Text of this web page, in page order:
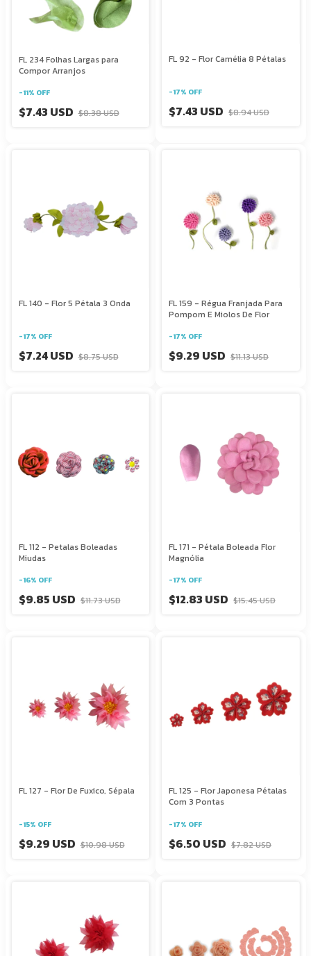
FL 234 Folhas Largas para
Compor Arranjos
-11% OFF
$7.43 USD $8.38 USD
FL 92 - Flor Camélia 8 Pétalas
-17% OFF
$7.43 USD $8.94 USD
FL 140 - Flor 5 Pétala 3 Onda
-17% OFF
$7.24 USD $8.75 USD
FL 159 - Régua Franjada Para
Pompom E Miolos De Flor
-17% OFF
$9.29 USD $11.13 USD
FL 112 - Petalas Boleadas
Miudas
-16% OFF
$9.85 USD $11.73 USD
FL 171 - Pétala Boleada Flor
Magnólia
-17% OFF
$12.83 USD $15.45 USD
FL 127 - Flor De Fuxico, Sépala
-15% OFF
$9.29 USD $10.98 USD
FL 125 - Flor Japonesa Pétalas
Com 3 Pontas
-17% OFF
$6.50 USD $7.82 USD